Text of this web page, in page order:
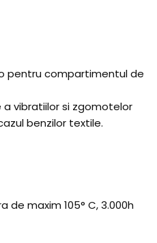
pentru compartimentul de
vibratiilor si zgomotelor
benzilor textile.
maxim 105° C, 3.000h